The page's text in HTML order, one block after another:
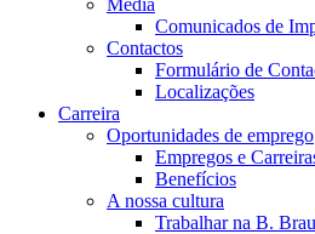
Media
Comunicados de
Contactos
Formulário de
Localizações
Carreira
Oportunidades de emprego
Empregos e
Benefícios
A nossa cultura
Trabalhar na B.